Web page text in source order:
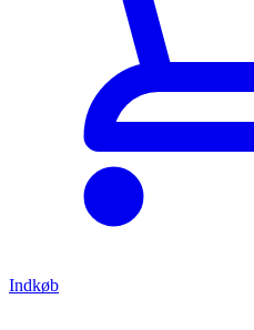
Indkøb